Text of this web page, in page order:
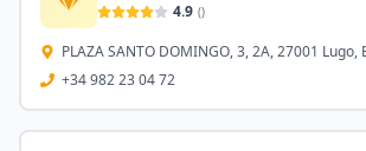
4.9 ()
PLAZA SANTO DOMINGO, 3, 2A, 27001 Lugo,
+34 982 23 04 72